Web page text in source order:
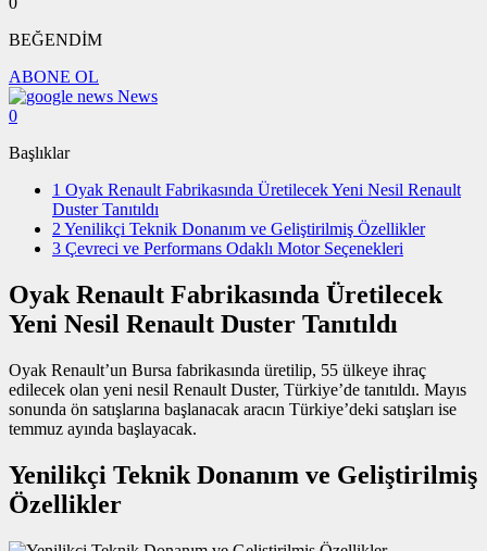
BEĞENDİM
ABONE OL
News
0
Başlıklar
1 Oyak Renault Fabrikasında Üretilecek Yeni Nesil Renault
Duster Tanıtıldı
2Yenilikçi Teknik Donanım ve Geliştirilmiş Özellikler
3 Çevreci ve Performans Odaklı Motor Seçenekleri
Oyak Renault Fabrikasında Üretilecek
Yeni Nesil Renault Duster Tanıtıldı
Oyak Renault’un Bursa fabrikasında üretilip, 55 ülkeye ihraç
edilecek olan yeni nesil Renault Duster, Türkiye’de tanıtıldı. Mayıs
sonunda ön satışlarına başlanacak aracın Türkiye’deki satışları ise
temmuz ayında başlayacak.
Yenilikçi Teknik Donanım ve Geliştirilmiş
Özellikler